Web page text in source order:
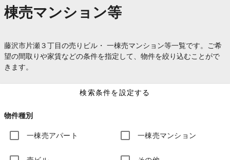
棟売マンション等
藤沢市片瀬３丁目の売りビル・ 一棟売マンション等一覧です。ご希
望の間取りや家賃などの条件を指定して、物件を絞り込むことがで
きます。
検索条件を設定する
物件種別
一棟売アパート 一棟売マンション